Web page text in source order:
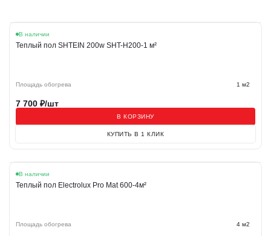
В наличии
Теплый пол SHTEIN 200w SHT-H200-1 м²
Площадь обогрева 1 м2
7 700 ₽/шт
В КОРЗИНУ
КУПИТЬ В 1 КЛИК
В наличии
Теплый пол Electrolux Pro Mat 600-4м²
Площадь обогрева 4 м2